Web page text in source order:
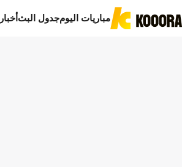
مباريات اليومجدول البثأخبار